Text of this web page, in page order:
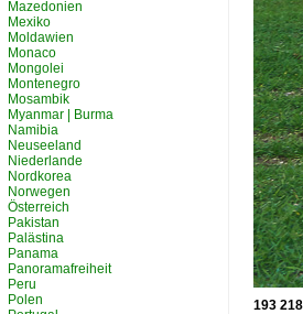
193
Mazedonien
Mexiko
Moldawien
Monaco
Mongolei
Montenegro
Mosambik
Myanmar | Burma
Namibia
Neuseeland
Niederlande
Nordkorea
Norwegen
Österreich
Pakistan
Palästina
Panama
Panoramafreiheit
Peru
Polen